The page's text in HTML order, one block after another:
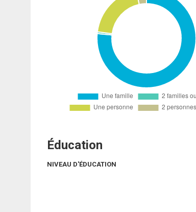
Éducation
NIVEAU D'ÉDUCATION